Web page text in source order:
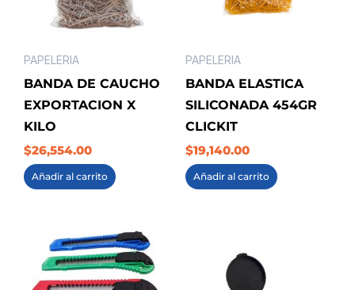
PAPELERIA
BANDA DE CAUCHO
EXPORTACION X
KILO
$26,554.00
Añadir al carrito
PAPELERIA
BANDA ELASTICA
SILICONADA 454GR
CLICKIT
$19,140.00
Añadir al carrito